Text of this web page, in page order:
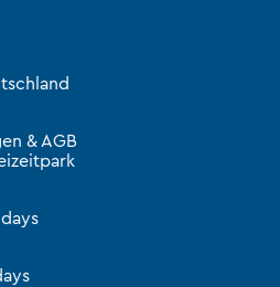
& AGB